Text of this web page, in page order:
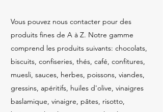
Vous pouvez nous contacter pour des
produits fines de A à Z. Notre gamme
comprend les produits suivants: chocolats,
biscuits, confiseries, thés, café, confitures,
muesli, sauces, herbes, poissons, viandes,
gressins, apéritifs, huiles d'olive, vinaigres
baslamique, vinaigre, pâtes, risotto,